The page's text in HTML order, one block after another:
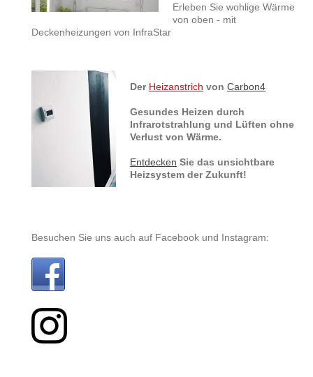
Erleben Sie wohlige Wärme
von oben - mit
Deckenheizungen von InfraStar
Der Heizanstrich von Carbon4
Gesundes Heizen durch
Infrarotstrahlung und Lüften ohne
Verlust von Wärme.
Entdecken Sie das unsichtbare
Heizsystem der Zukunft!
Besuchen Sie uns auch auf Facebook und Instagram: